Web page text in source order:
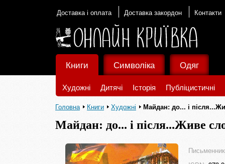
Доставка і оплата Доставка закордон Контакти
Книги
Художні Дитячі Історія Публіцистичні
Символіка Одяг
Головна Книги Художні Майдан: до... і
Майдан: до... і після...Живе